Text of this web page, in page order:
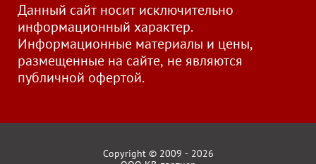
Данный сайт носит исключительно
информационный характер.
Информационные материалы и цены,
размещенные на сайте, не являются
публичной офертой.
Copyright © 2009 - 2026